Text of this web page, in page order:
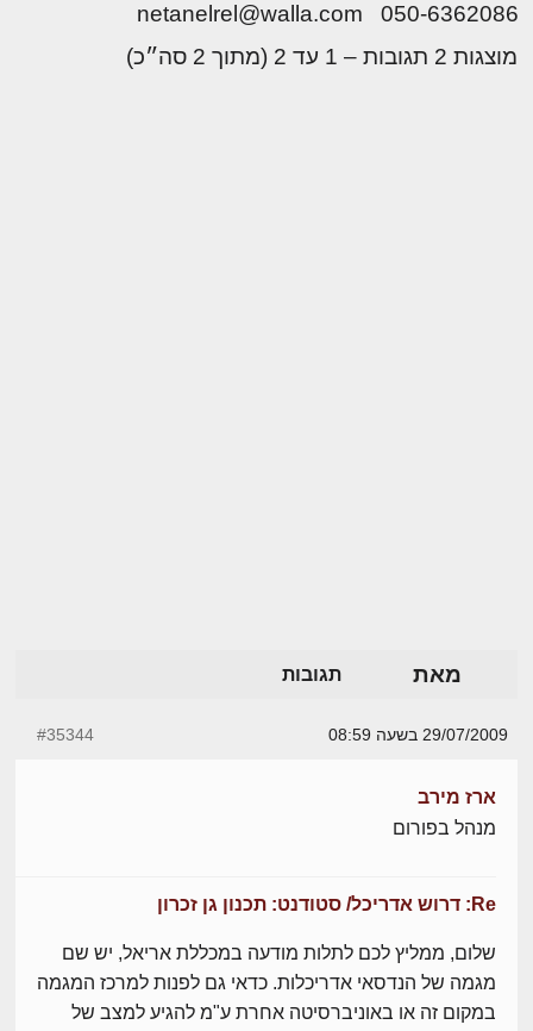
050-6362086 netanelrel@walla.com
מוצגות 2 תגובות – 1 עד 2 (מתוך 2 סה״כ)
מאת תגובות
29/07/2009 בשעה 08:59 #35344
ארז מירב
מנהל בפורום
Re: דרוש אדריכל/ סטודנט: תכנון גן זכרון
שלום, ממליץ לכם לתלות מודעה במכללת אריאל, יש שם
מגמה של הנדסאי אדריכלות. כדאי גם לפנות למרכז המגמה
במקום זה או באוניברסיטה אחרת ע"מ להגיע למצב של